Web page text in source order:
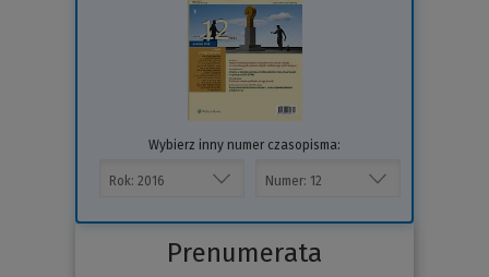
innej
Wybierz inny numer czasopisma:
Prenumerata